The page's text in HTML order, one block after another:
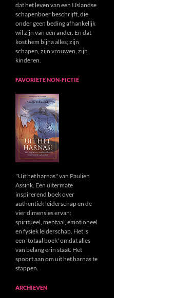
dat het leven van een IJslandse
schapenboer beschrijft, die
onder geen beding afhankelijk
wil zijn van een ander. En dat
kost hem bijna alles; zijn
schapen, zijn vrouwen, zijn
kinderen.
FAVORIETE NON-FICTIE
"Uit het harnas" van Paulien
Assink. Een uitermate
inspirerend boek over
authentiek leiderschap en de
vier dimensies ervan:
spiritueel, mentaal, emotioneel
en fysiek leiderschap. Het is
een 'totaal boek' omdat alles
van belang erin staat. Het
spoort aan om uit het harnas te
stappen.
ARCHIEVEN